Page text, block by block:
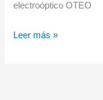
electroóptico OTEO
Escribano
Leer más »